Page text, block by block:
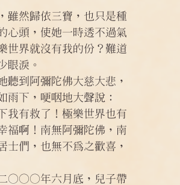
雖然歸依三寶，也只是種
心頭，使她一時透不過氣
世界就沒有我的份？難道
眼淚。
到阿彌陀佛大慈大悲，
雨下，哽咽地大聲說：
我有救了！極樂世界也有
福啊！南無阿彌陀佛，南
士們，也無不為之歡喜，
二○○○年六月底，兒子帶